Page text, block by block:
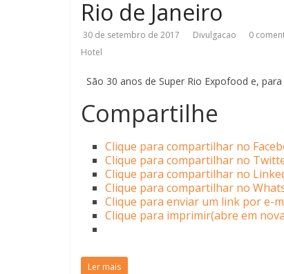
Rio de Janeiro
30 de setembro de 2017 Divulgacao 0
Hotel
São 30 anos de Super Rio Expofood e,
Compartilhe
Clique para compartilhar no
Clique para compartilhar no
Clique para compartilhar no
Clique para compartilhar no
Clique para enviar um link por e-
Clique para imprimir(abre em
Ler mais